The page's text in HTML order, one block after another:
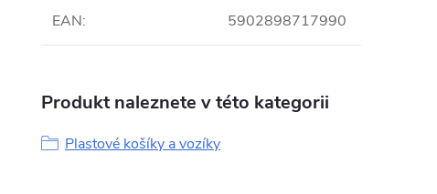
EAN: 5902898717990
Produkt naleznete v této kategorii
Plastové košíky a vozíky